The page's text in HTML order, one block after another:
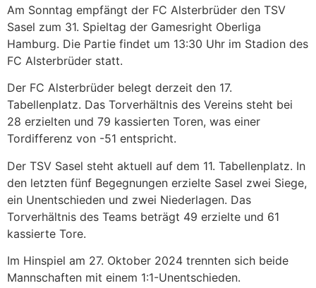
Am Sonntag empfängt der FC Alsterbrüder den TSV
Sasel zum 31. Spieltag der Gamesright Oberliga
Hamburg. Die Partie findet um 13:30 Uhr im Stadion des
FC Alsterbrüder statt.​
Der FC Alsterbrüder belegt derzeit den 17.
Tabellenplatz. Das Torverhältnis des Vereins steht bei
28 erzielten und 79 kassierten Toren, was einer
Tordifferenz von -51 entspricht.​
Der TSV Sasel steht aktuell auf dem 11. Tabellenplatz. In
den letzten fünf Begegnungen erzielte Sasel zwei Siege,
ein Unentschieden und zwei Niederlagen. Das
Torverhältnis des Teams beträgt 49 erzielte und 61
kassierte Tore.
Im Hinspiel am 27. Oktober 2024 trennten sich beide
Mannschaften mit einem 1:1-Unentschieden.